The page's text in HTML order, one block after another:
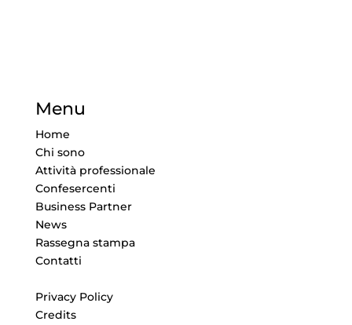
Menu
Home
Chi sono
Attività professionale
Confesercenti
Business Partner
News
Rassegna stampa
Contatti
Privacy Policy
Credits